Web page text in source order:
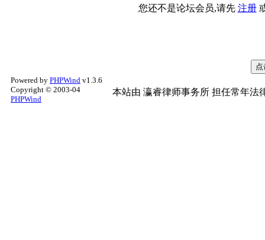
您还不是论坛会员,请先 注册
Powered by PHPWind v1.3.6
Copyright © 2003-04
PHPWind
本站由 瀛睿律师事务所 担任常年法